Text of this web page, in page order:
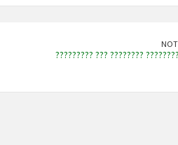
????????? ??? ????????